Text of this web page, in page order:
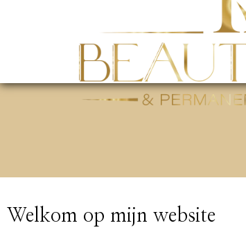
Welkom op mijn website